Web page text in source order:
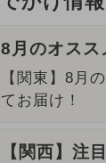
8月のオスス
【関東】8月
てお届け！
【関西】注